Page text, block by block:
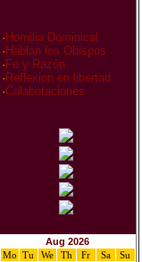
· Homilia Dominical
· Hablan los Obispos
· Fe y Razón
· Reflexion en libertad
·Colaboraciones
Aug 2026
Mo
Tu We Th Fr Sa
Su